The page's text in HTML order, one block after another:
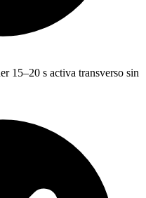
15–20 s activa transverso sin